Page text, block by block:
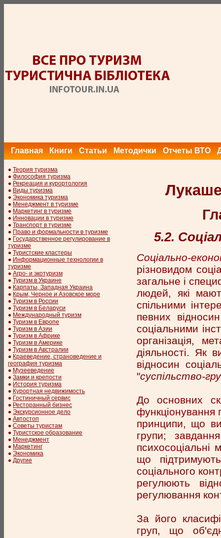
Главная Книги Статьи Методички Отчеты ВТО
● Теория туризма
● Философия туризма
● Рекреация и курортология
● Виды туризма
● Экономика туризма
● Менеджмент в туризме
● Маркетинг в туризме
● Инновации в туризме
● Транспорт в туризме
● Право и формальности в туризме
● Государственное регулирование в
туризме
● Туристские кластеры
● Информационные технологии в
туризме
● Агро- и экотуризм
● Туризм в Украине
● Карпаты, Западная Украина
● Крым, Черное и Азовское море
● Туризм в России
● Туризм в Беларуси
● Международный туризм
● Туризм в Европе
● Туризм в Азии
● Туризм в Африке
● Туризм в Америке
● Туризм в Австралии
● Краеведение, страноведение и
география туризма
● Музееведение
● Замки и крепости
● История туризма
● Курортная недвижимость
● Гостиничный сервис
● Ресторанный бизнес
● Экскурсионное дело
● Автостоп
● Советы туристам
● Туристское образование
● Менеджмент
● Маркетинг
● Экономика
● Другие
5.2.
Соціально-
різновидом
загальне і
людей, які
спільними
певних
соціальними
організація,
діяльності. Як
відносин
"суспільство-
До основних
функціонування
принципи, що
групи;
психосоціальні
що
соціального
регулюють
регулювання
За його
груп, що